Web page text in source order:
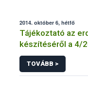
2014. október 6, hétfő
Tájékoztató az
készítéséről a 4/
előírásai alapján
TOVÁBB >